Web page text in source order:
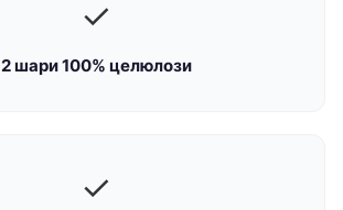
✓
2 шари 100% целюлози
✓